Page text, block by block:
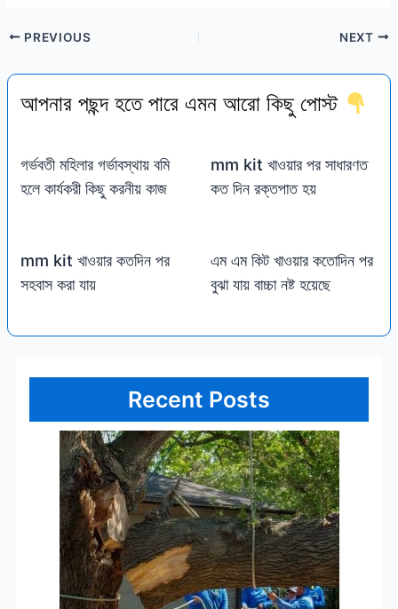
PREVIOUS NEXT
আপনার পছন্দ হতে পারে এমন আরো কিছু পোস্ট
গর্ভবতী মহিলার গর্ভাবস্থায় বমি
হলে কার্যকরী কিছু করনীয় কাজ
mm kit খাওয়ার পর সাধারণত
কত দিন রক্তপাত হয়
mm kit খাওয়ার কতদিন পর
সহবাস করা যায়
এম এম কিট খাওয়ার কতোদিন পর
বুঝা যায় বাচ্চা নষ্ট হয়েছে
Recent Posts